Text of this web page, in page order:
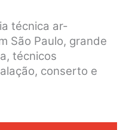
técnica ar-
São Paulo, grande
técnicos
conserto e